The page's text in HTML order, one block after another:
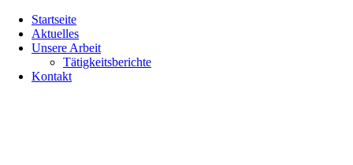
überspringen
Startseite
Aktuelles
Unsere Arbeit
Tätigkeitsberichte
Kontakt